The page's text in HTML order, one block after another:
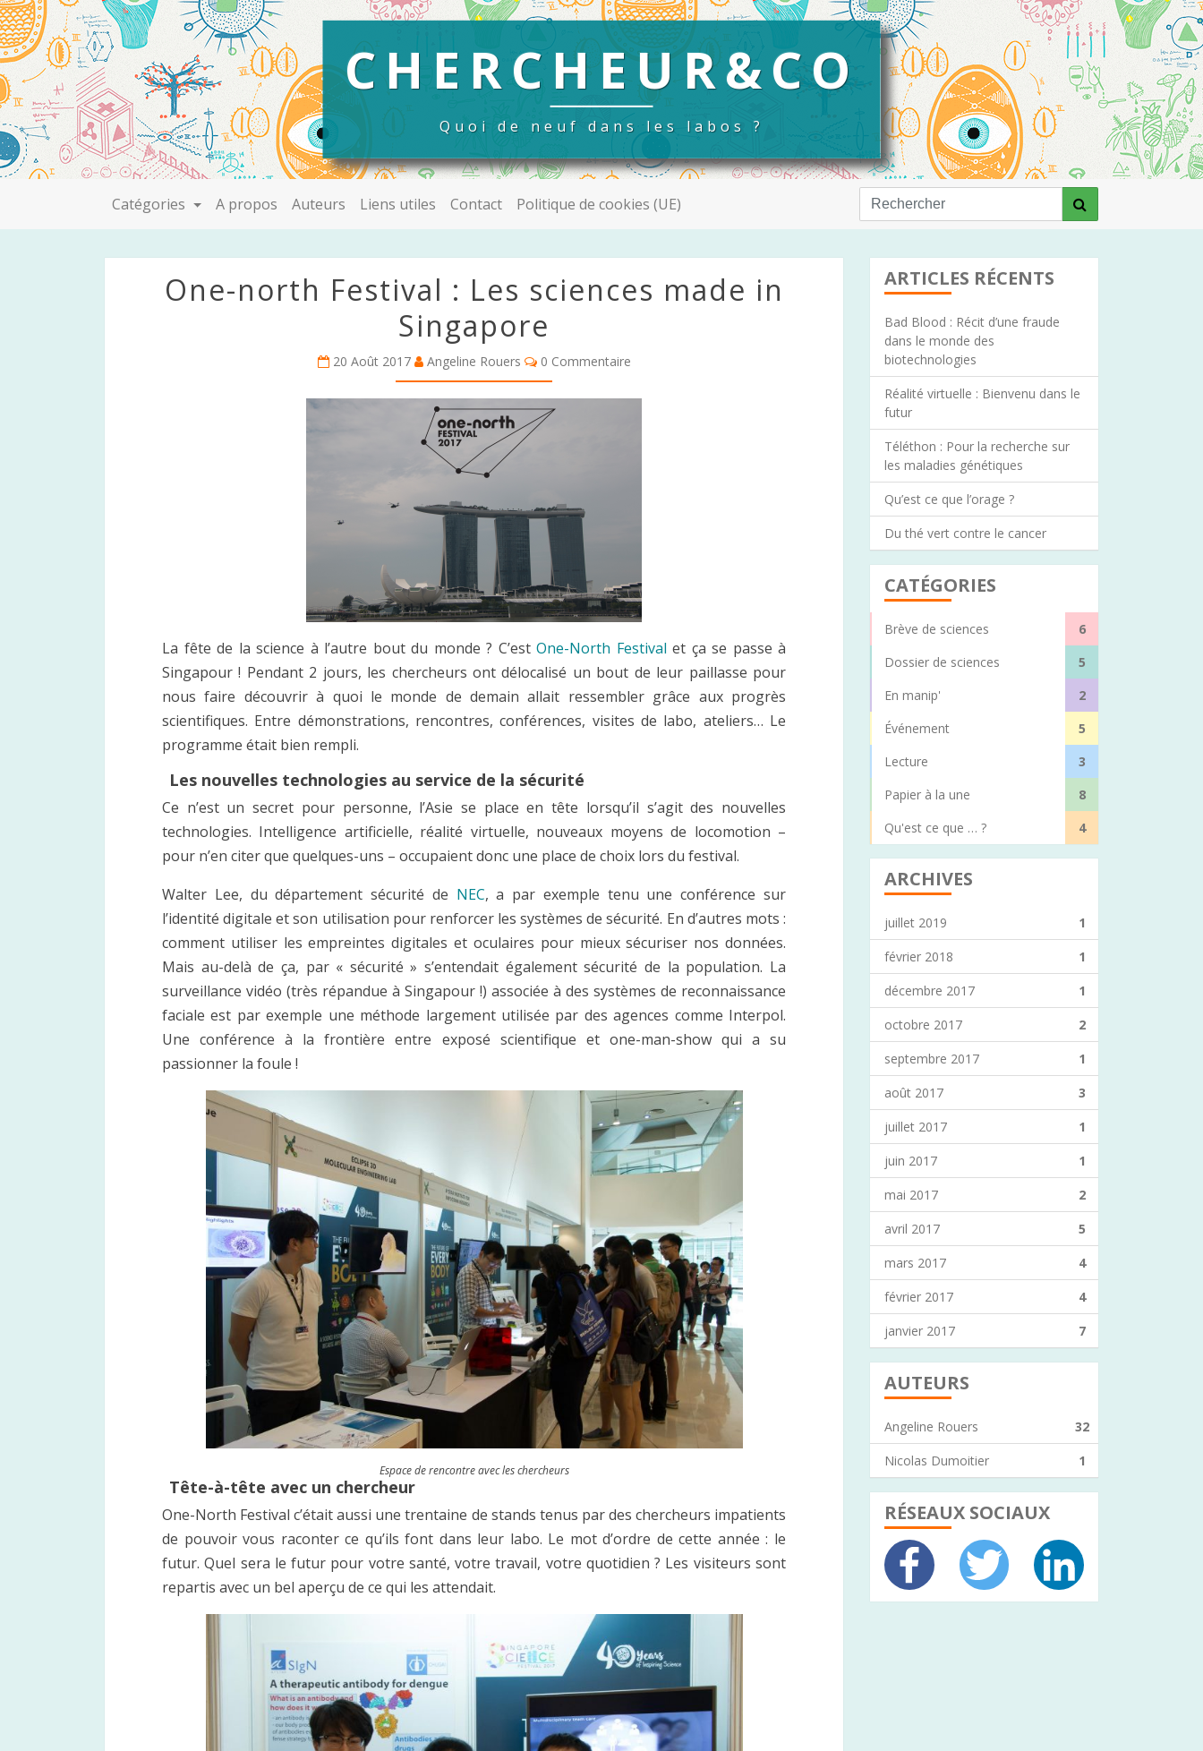
CHERCHEUR&CO
Quoi de neuf dans les labos ?
Catégories A propos Auteurs Liens utiles Contact Politique de cookies (UE)
One-north Festival : Les sciences made in
Singapore
20 Août 2017 Angeline Rouers 0 Commentaire
La fête de la science à l’autre bout du monde ? C’est One-North Festival et ça se passe à
Singapour ! Pendant 2 jours, les chercheurs ont délocalisé un bout de leur paillasse pour
nous faire découvrir à quoi le monde de demain allait ressembler grâce aux progrès
scientifiques. Entre démonstrations, rencontres, conférences, visites de labo, ateliers… Le
programme était bien rempli.
Les nouvelles technologies au service de la sécurité
Ce n’est un secret pour personne, l’Asie se place en tête lorsqu’il s’agit des nouvelles
technologies. Intelligence artificielle, réalité virtuelle, nouveaux moyens de locomotion –
pour n’en citer que quelques-uns – occupaient donc une place de choix lors du festival.
Walter Lee, du département sécurité de NEC, a par exemple tenu une conférence sur
l’identité digitale et son utilisation pour renforcer les systèmes de sécurité. En d’autres mots :
comment utiliser les empreintes digitales et oculaires pour mieux sécuriser nos données.
Mais au-delà de ça, par « sécurité » s’entendait également sécurité de la population. La
surveillance vidéo (très répandue à Singapour !) associée à des systèmes de reconnaissance
faciale est par exemple une méthode largement utilisée par des agences comme Interpol.
Une conférence à la frontière entre exposé scientifique et one-man-show qui a su
passionner la foule !
Espace de rencontre avec les chercheurs
Tête-à-tête avec un chercheur
One-North Festival c’était aussi une trentaine de stands tenus par des chercheurs impatients
de pouvoir vous raconter ce qu’ils font dans leur labo. Le mot d’ordre de cette année : le
futur. Quel sera le futur pour votre santé, votre travail, votre quotidien ? Les visiteurs sont
repartis avec un bel aperçu de ce qui les attendait.
ARTICLES RÉCENTS
Bad Blood : Récit d’une fraude
dans le monde des
biotechnologies
Réalité virtuelle : Bienvenu dans le
futur
Téléthon : Pour la recherche sur
les maladies génétiques
Qu’est ce que l’orage ?
Du thé vert contre le cancer
CATÉGORIES
Brève de sciences
6
Dossier de sciences
5
En manip'
2
Événement
5
Lecture
3
Papier à la une
8
Qu'est ce que … ?
4
ARCHIVES
juillet 2019
1
février 2018
1
décembre 2017
1
octobre 2017
2
septembre 2017
1
août 2017
3
juillet 2017
1
juin 2017
1
mai 2017
2
avril 2017
5
mars 2017
4
février 2017
4
janvier 2017
7
AUTEURS
Angeline Rouers
32
Nicolas Dumoitier
1
RÉSEAUX SOCIAUX